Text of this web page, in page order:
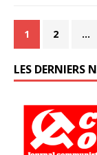
1 2 …
LES DERNIERS